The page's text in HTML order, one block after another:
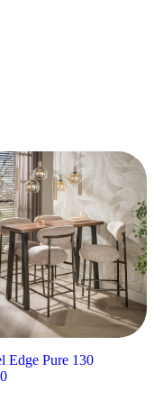
Edge Pure 130